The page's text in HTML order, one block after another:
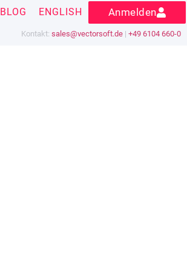
Kontakt: sales@vectorsoft.de | +49 6104 660-0
BLOG ENGLISH Anmelden